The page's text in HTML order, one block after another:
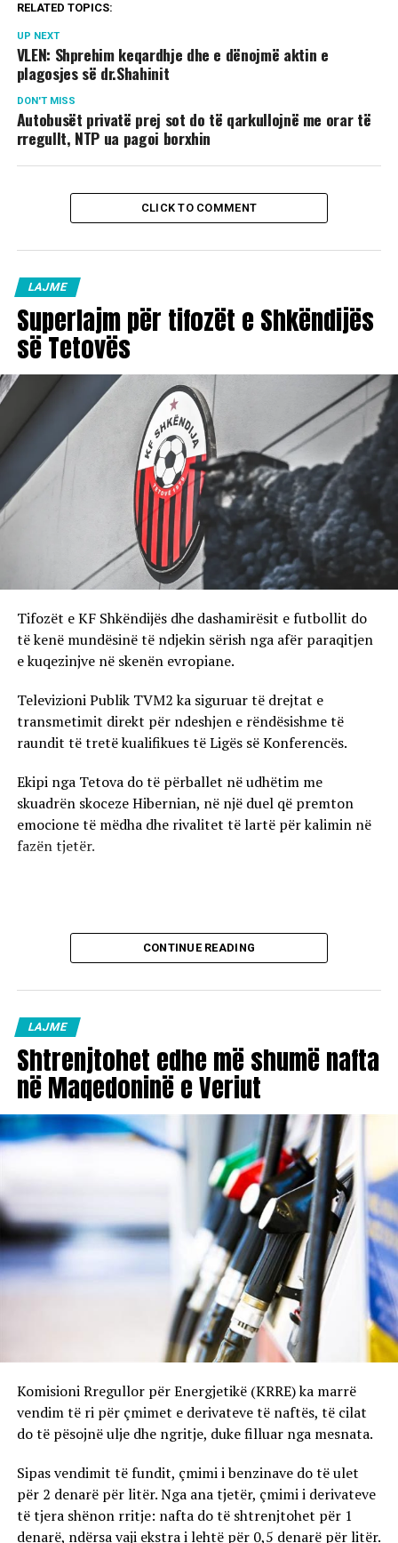
RELATED TOPICS:
UP NEXT
VLEN: Shprehim keqardhje dhe e dënojmë aktin e
plagosjes së dr.Shahinit
DON'T MISS
Autobusët privatë prej sot do të qarkullojnë me orar të
rregullt, NTP ua pagoi borxhin
CLICK TO COMMENT
LAJME
Superlajm për tifozët e Shkëndijës
së Tetovës
Tifozët e KF Shkëndijës dhe dashamirësit e futbollit do
të kenë mundësinë të ndjekin sërish nga afër paraqitjen
e kuqezinjve në skenën evropiane.
Televizioni Publik TVM2 ka siguruar të drejtat e
transmetimit direkt për ndeshjen e rëndësishme të
raundit të tretë kualifikues të Ligës së Konferencës.
Ekipi nga Tetova do të përballet në udhëtim me
skuadrën skoceze Hibernian, në një duel që premton
emocione të mëdha dhe rivalitet të lartë për kalimin në
fazën tjetër.
CONTINUE READING
LAJME
Shtrenjtohet edhe më shumë nafta
në Maqedoninë e Veriut
Komisioni Rregullor për Energjetikë (KRRE) ka marrë
vendim të ri për çmimet e derivateve të naftës, të cilat
do të pësojnë ulje dhe ngritje, duke filluar nga mesnata.
Sipas vendimit të fundit, çmimi i benzinave do të ulet
për 2 denarë për litër. Nga ana tjetër, çmimi i derivateve
të tjera shënon rritje: nafta do të shtrenjtohet për 1
denarë, ndërsa vaji ekstra i lehtë për 0,5 denarë për litër.